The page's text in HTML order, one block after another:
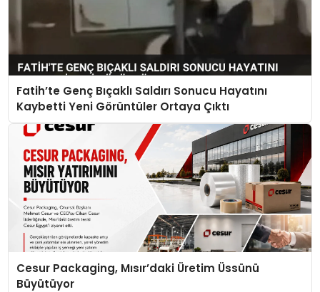
Fatih’te Genç Bıçaklı Saldırı Sonucu Hayatını
Kaybetti Yeni Görüntüler Ortaya Çıktı
Cesur Packaging, Mısır’daki Üretim Üssünü
Büyütüyor